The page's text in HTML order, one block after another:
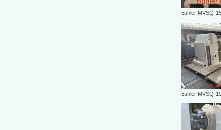
Bühler MVSQ-
Bühler MVSQ-